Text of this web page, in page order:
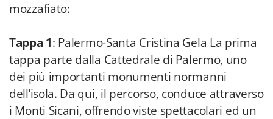
mozzafiato:
Tappa 1: Palermo-Santa Cristina Gela La prima
tappa parte dalla Cattedrale di Palermo, uno
dei più importanti monumenti normanni
dell’isola. Da qui, il percorso, conduce attraverso
i Monti Sicani, offrendo viste spettacolari ed un